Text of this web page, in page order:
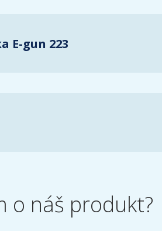
E-gun 223
o náš produkt?